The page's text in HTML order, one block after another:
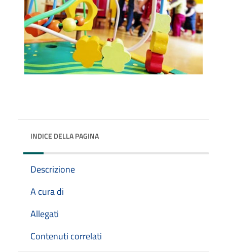
INDICE DELLA PAGINA
Descrizione
A cura di
Allegati
Contenuti correlati